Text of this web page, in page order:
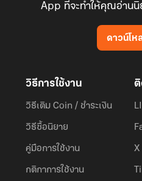
App ที่จะทำให้คุณอ่านนิ
ดาวน์โห
วิธีการใช้งาน
วิธีเติม Coin / ชำระเงิน
วิธีซื้อนิยาย
คู่มือการใช้งาน
กติกาการใช้งาน
ติ
X